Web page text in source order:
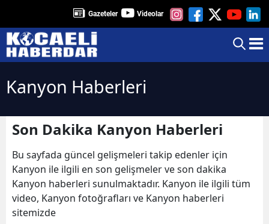
Gazeteler Videolar
Kanyon Haberleri
Son Dakika Kanyon Haberleri
Bu sayfada güncel gelişmeleri takip edenler için
Kanyon ile ilgili en son gelişmeler ve son dakika
Kanyon haberleri sunulmaktadır. Kanyon ile ilgili tüm
video, Kanyon fotoğrafları ve Kanyon haberleri
sitemizde